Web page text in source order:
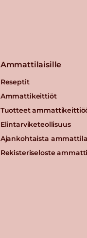
Ammattilaisille
Reseptit
Ammattikeittiöt
Tuotteet
Elintarviketeollisuus
Ajankohtaista
Rekisteriseloste